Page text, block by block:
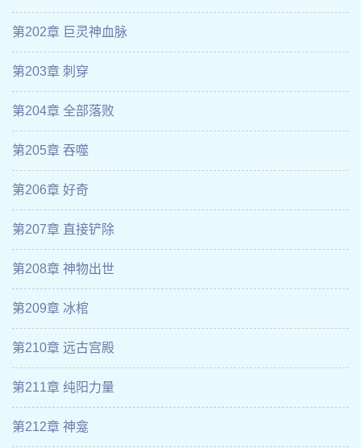
第202章 巨灵神血脉
第203章 刺穿
第204章 全部落败
第205章 吞噬
第206章 好奇
第207章 直接铲除
第208章 神物出世
第209章 冰棺
第210章 远古宫殿
第211章 纯阳力量
第212章 神龛